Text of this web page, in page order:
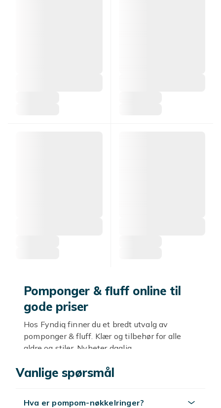
Pomponger & fluff online til
gode priser
Hos Fyndiq finner du et bredt utvalg av
pomponger & fluff. Klær og tilbehør for alle
aldre og stiler. Nyheter daglig.
Stil og kvalitet
etter stil og budsjett.
Vanlige spørsmål
Hva er pompom-nøkkelringer?